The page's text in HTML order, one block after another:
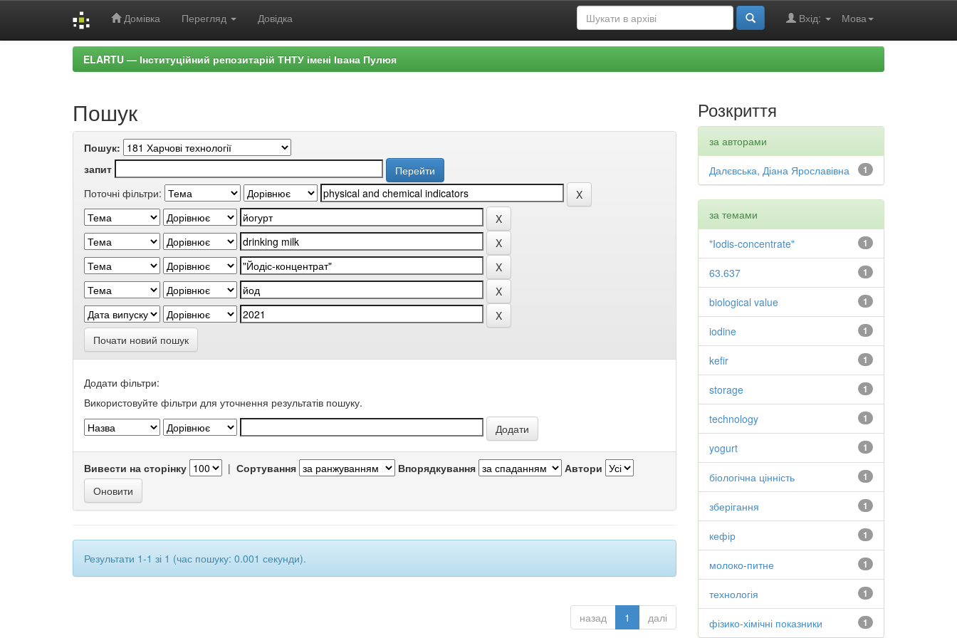
Домівка Перегляд Довідка Мова
Вхід:
ELARTU — Інституційний репозитарій ТНТУ імені Івана Пулюя
Пошук
Пошук:
запит
Поточні фільтри:
Почати новий пошук
Додати фільтри:
Використовуйте фільтри для уточнення результатів пошуку.
Вивести на сторінку | Сортування Впорядкування Автори
Результати 1-1 зі 1 (час пошуку: 0.001 секунди).
назад 1 далі
Розкриття
за авторами
1
Далєвська, Діана Ярославівна
за темами
1
"Iodis-concentrate"
1
63.637
1
biological value
1
iodine
1
kefir
1
storage
1
technology
1
yogurt
1
біологічна цінність
1
зберігання
1
кефір
1
молоко-питне
1
технологія
1
фізико-хімічні показники